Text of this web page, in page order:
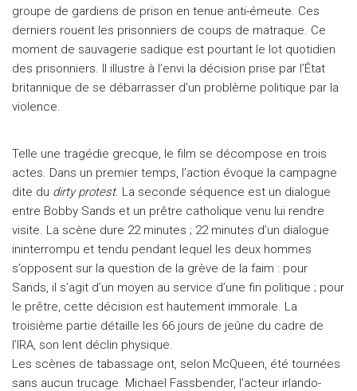
groupe de gardiens de prison en tenue anti-émeute. Ces
derniers rouent les prisonniers de coups de matraque. Ce
moment de sauvagerie sadique est pourtant le lot quotidien
des prisonniers. Il illustre à l’envi la décision prise par l’État
britannique de se débarrasser d’un problème politique par la
violence.
Telle une tragédie grecque, le film se décompose en trois
actes. Dans un premier temps, l’action évoque la campagne
dite du dirty protest. La seconde séquence est un dialogue
entre Bobby Sands et un prêtre catholique venu lui rendre
visite. La scène dure 22 minutes ; 22 minutes d’un dialogue
ininterrompu et tendu pendant lequel les deux hommes
s’opposent sur la question de la grève de la faim : pour
Sands, il s’agit d’un moyen au service d’une fin politique ; pour
le prêtre, cette décision est hautement immorale. La
troisième partie détaille les 66 jours de jeûne du cadre de
l’IRA, son lent déclin physique.
Les scènes de tabassage ont, selon McQueen, été tournées
sans aucun trucage. Michael Fassbender, l’acteur irlando-